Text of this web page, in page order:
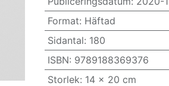
Format: Häftad
Sidantal: 180
ISBN: 9789188369376
Storlek: 14 x 20 cm